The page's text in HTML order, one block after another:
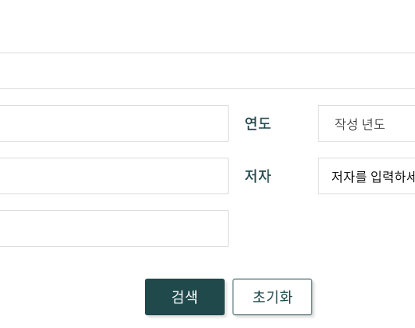
연도
저자
검색 초기화